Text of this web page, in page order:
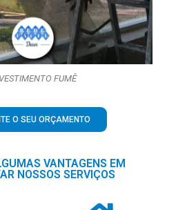
FUMÊ
O SEU ORÇAMENTO
VANTAGENS EM
NOSSOS SERVIÇOS